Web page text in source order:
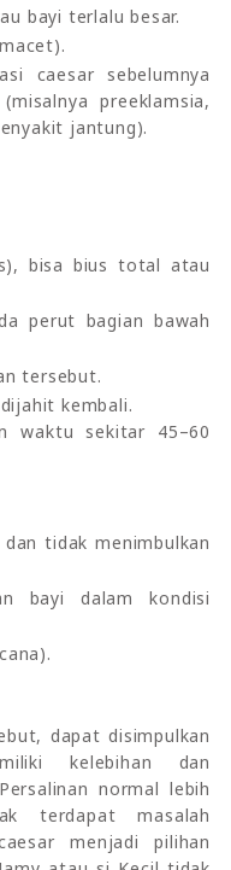
bayi terlalu besar.
caesar sebelumnya
preeklamsia,
jantung).
bisa bius total atau
perut bagian bawah
tersebut.
kembali.
waktu sekitar 45–60
tidak menimbulkan
bayi dalam kondisi
dapat disimpulkan
kelebihan dan
normal lebih
terdapat masalah
menjadi pilihan